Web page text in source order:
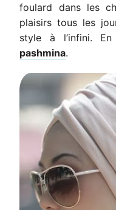
foulard dans les
plaisirs tous les
style à l’infini.
pashmina.